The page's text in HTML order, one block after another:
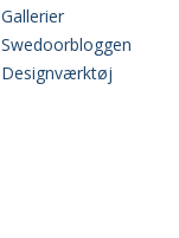
Gallerier
Swedoorbloggen
Designværktøj